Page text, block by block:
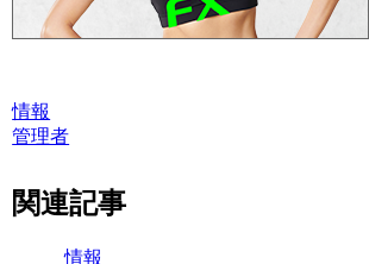
情報
管理者
関連記事
情報